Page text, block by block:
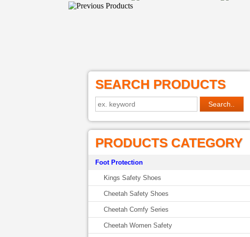
SEARCH PRODUCTS
PRODUCTS CATEGORY
Foot Protection
Kings Safety Shoes
Cheetah Safety Shoes
Cheetah Comfy Series
Cheetah Women Safety